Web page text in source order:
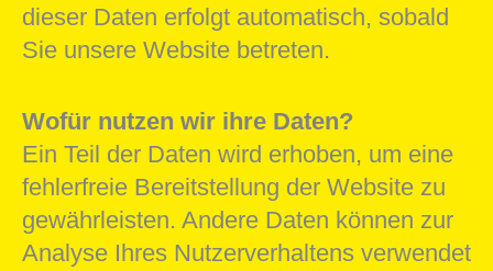
dieser Daten erfolgt automatisch, sobald
Sie unsere Website betreten.
Wofür nutzen wir ihre Daten?
Ein Teil der Daten wird erhoben, um eine
fehlerfreie Bereitstellung der Website zu
gewährleisten. Andere Daten können zur
Analyse Ihres Nutzerverhaltens verwendet